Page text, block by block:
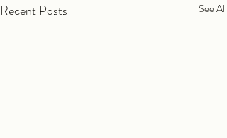
Recent Posts See All